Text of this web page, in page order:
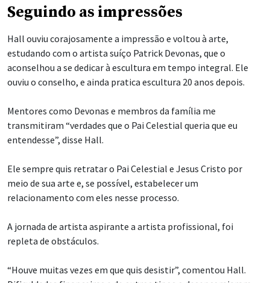
Seguindo as impressões
Hall ouviu corajosamente a impressão e voltou à arte,
estudando com o artista suíço Patrick Devonas, que o
aconselhou a se dedicar à escultura em tempo integral. Ele
ouviu o conselho, e ainda pratica escultura 20 anos depois.
Mentores como Devonas e membros da família me
transmitiram “verdades que o Pai Celestial queria que eu
entendesse”, disse Hall.
Ele sempre quis retratar o Pai Celestial e Jesus Cristo por
meio de sua arte e, se possível, estabelecer um
relacionamento com eles nesse processo.
A jornada de artista aspirante a artista profissional, foi
repleta de obstáculos.
“Houve muitas vezes em que quis desistir”, comentou Hall.